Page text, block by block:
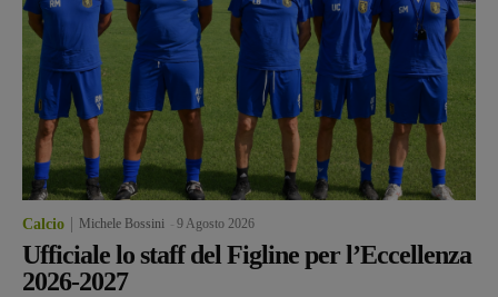
Calcio Michele Bossini 9 Agosto 2026
Ufficiale lo staff del Figline per l’Eccellenza
2026-2027